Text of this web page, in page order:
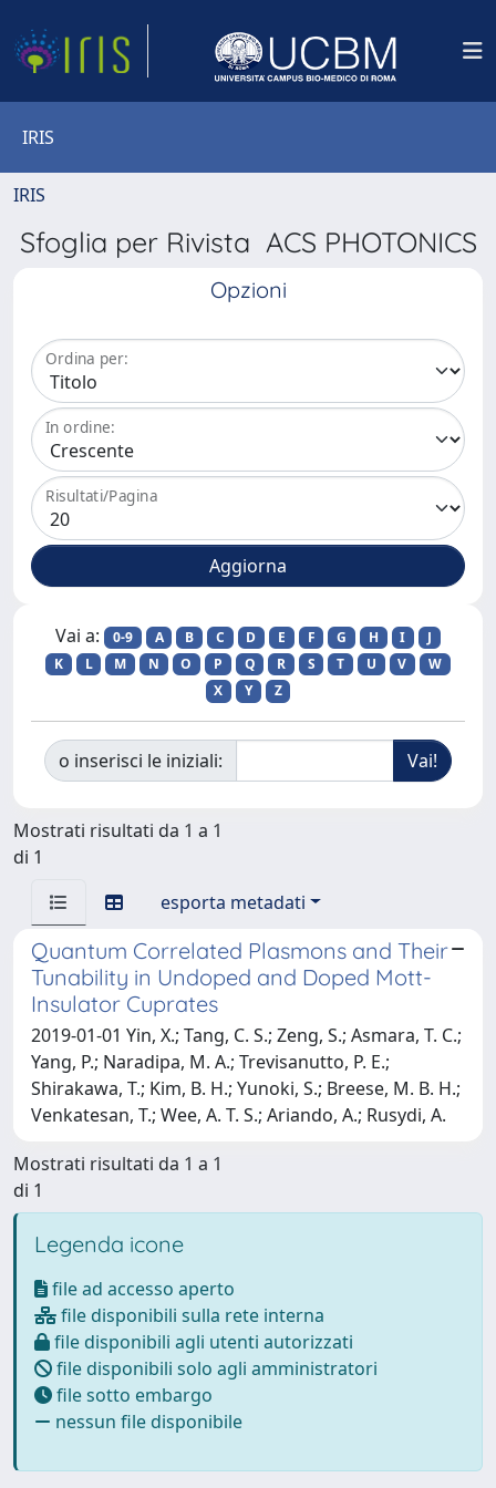
IRIS
IRIS
Sfoglia per Rivista ACS PHOTONICS
Opzioni
Ordina per:
In ordine:
Risultati/Pagina
Vai a: 0-9 A B C D E F G H I
J
K
L M N O P Q R S T U V
W
X
Y Z
o inserisci le iniziali:
Mostrati risultati da 1 a 1
di 1
esporta metadati
Quantum Correlated Plasmons and Their
Tunability in Undoped and Doped Mott-
Insulator Cuprates
2019-01-01 Yin, X.; Tang, C. S.; Zeng, S.; Asmara, T. C.;
Yang, P.; Naradipa, M. A.; Trevisanutto, P. E.;
Shirakawa, T.; Kim, B. H.; Yunoki, S.; Breese, M. B. H.;
Venkatesan, T.; Wee, A. T. S.; Ariando, A.; Rusydi, A.
Mostrati risultati da 1 a 1
di 1
Legenda icone
file ad accesso aperto
file disponibili sulla rete interna
file disponibili agli utenti autorizzati
file disponibili solo agli amministratori
file sotto embargo
nessun file disponibile